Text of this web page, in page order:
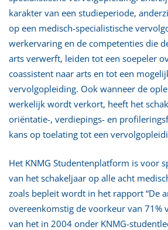
karakter van een studieperiode,
op een medisch-specialistische
werkervaring en de competenties die
arts verwerft, leiden tot een soepeler
coassistent naar arts en tot een
vervolgopleiding. Ook wanneer de
werkelijk wordt verkort, heeft het
oriëntatie-, verdiepings- en
kans op toelating tot een
Het KNMG Studentenplatform is voor
van het schakeljaar op alle acht
zoals bepleit wordt in het rapport “De
overeenkomstig de voorkeur van 71%
van het in 2004 onder KNMG-